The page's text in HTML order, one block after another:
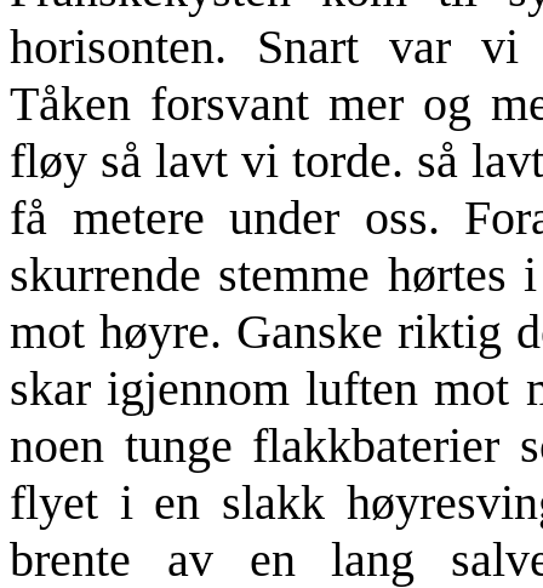
horisonten. Snart var vi
Tåken forsvant mer og
fløy så lavt vi torde. så
få metere under oss.
skurrende stemme
mot høyre. Ganske riktig
skar igjennom luften mot
noen tunge flakkbaterier
flyet i en slakk
brente av en lang